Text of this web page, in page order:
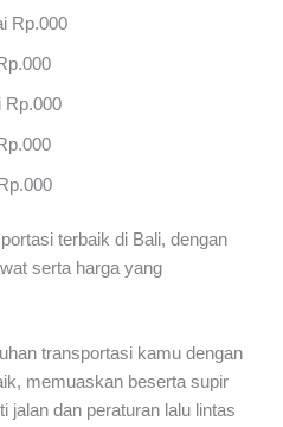
Rp.000
Rp.000
terbaik di Bali, dengan
serta harga yang
transportasi kamu dengan
memuaskan beserta supir
jalan dan peraturan lalu lintas